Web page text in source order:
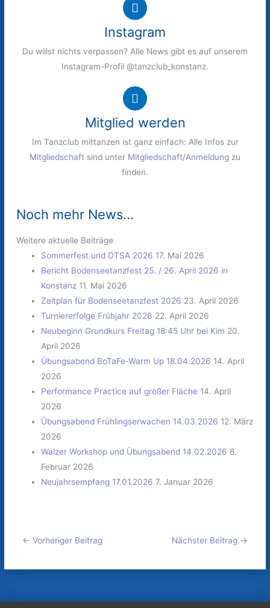
Instagram
Du willst nichts verpassen? Alle News gibt es auf unserem
Instagram-Profil @tanzclub_konstanz.
Mitglied werden
Im Tanzclub mittanzen ist ganz einfach: Alle Infos zur
Mitgliedschaft sind unter Mitgliedschaft/Anmeldung zu
finden.
Noch mehr News...
Weitere aktuelle Beiträge
Sommerfest und DTSA 2026 17. Mai 2026
Bericht Bodenseetanzfest 25. / 26. April 2026 in
Konstanz 11. Mai 2026
Zeitplan für Bodenseetanzfest 2026 23. April 2026
Turniererfolge Frühjahr 2026 22. April 2026
Neubeginn Grundkurs Freitag 18:45 Uhr bei Kim 20.
April 2026
Übungsabend BoTaFe-Warm Up 18.04.2026 14. April
2026
Performance Practice auf großer Fläche 14. April
2026
Übungsabend Frühlingserwachen 14.03.2026 12. März
2026
Walzer Workshop und Übungsabend 14.02.2026 8.
Februar 2026
Neujahrsempfang 17.01.2026 7. Januar 2026
← Vorheriger Beitrag Nächster Beitrag →